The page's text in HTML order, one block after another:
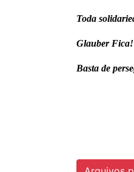
Toda
Glauber Fica!
Basta de